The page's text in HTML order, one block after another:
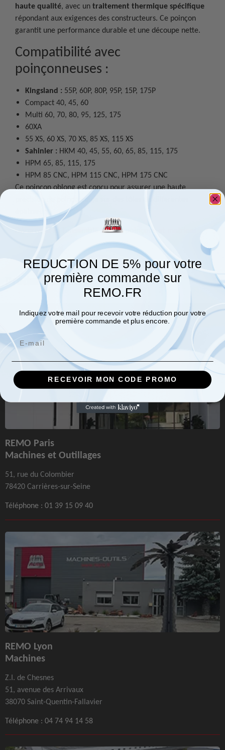
haute qualité, avec un traitement thermique spécifique
répondant aux exigences des constructeurs. Ce poinçon
garantit une performance durable et une découpe nette.
Compatibilité avec
poinçonneuses :
Kingsland : 55P, 60P, 80P, 95P, 15P, 175P
Compact 40, 45, 60
Multi 60, 70, 80, 95, 125, 175
60XA
55 XS, 60 XS, 70 XS, 85 XS, 115 XS
Sahinler : HKM 40, 45, 55, 60, 65, 85, 115, 175
HPM 65, 85, 115, 175
HPM 85 CNC, HPM 115 CNC, HPM 175 CNC
Ce poinçon oblong est conçu pour assurer une haute
précision de poinçonnage sur des tôles de différentes
Découvrez ici l’ensemble de nos poinçons et matrices
Produits associés
REMO Paris
Machines et Outillages
51, rue du Colombier
78420 Carrières-sur-Seine
Téléphone : 01 39 15 09 40
REMO Lyon
Machines
Z.I. de Chesnes
51, avenue des Arrivaux
38070 Saint-Quentin-Fallavier
Téléphone : 04 74 94 14 58
REDUCTION DE 5% pour votre
première commande sur
REMO.FR
Indiquez votre mail pour recevoir votre réduction pour votre
première commande et plus encore.
Email
RECEVOIR MON CODE PROMO